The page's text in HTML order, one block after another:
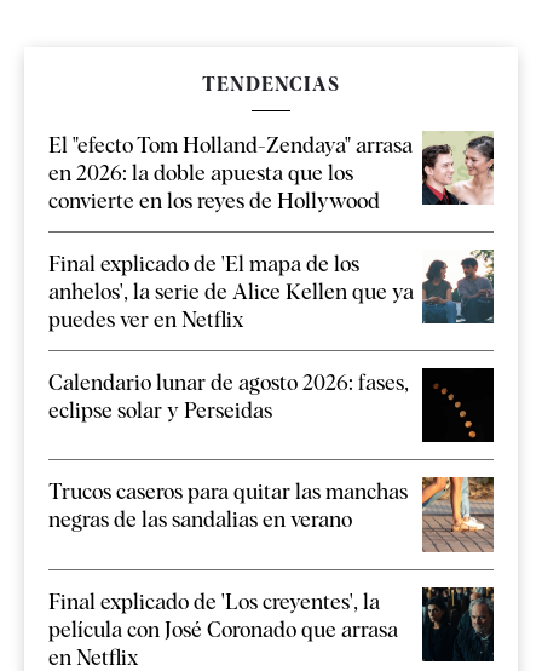
TENDENCIAS
El "efecto Tom Holland-Zendaya" arrasa
en 2026: la doble apuesta que los
convierte en los reyes de Hollywood
Final explicado de 'El mapa de los
anhelos', la serie de Alice Kellen que ya
puedes ver en Netflix
Calendario lunar de agosto 2026: fases,
eclipse solar y Perseidas
Trucos caseros para quitar las manchas
negras de las sandalias en verano
Final explicado de 'Los creyentes', la
película con José Coronado que arrasa
en Netflix